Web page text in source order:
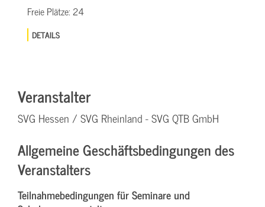
Freie Plätze:24
DETAILS
Veranstalter
SVG Hessen / SVG Rheinland - SVG QTB GmbH
Allgemeine Geschäftsbedingungen des
Veranstalters
Teilnahmebedingungen für Seminare und